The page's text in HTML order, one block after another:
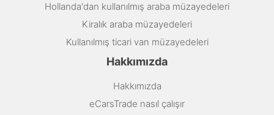
Hollanda'dan kullanılmış araba müzayedeleri
Kiralık araba müzayedeleri
Kullanılmış ticari van müzayedeleri
Hakkımızda
Hakkımızda
eCarsTrade nasıl çalışır